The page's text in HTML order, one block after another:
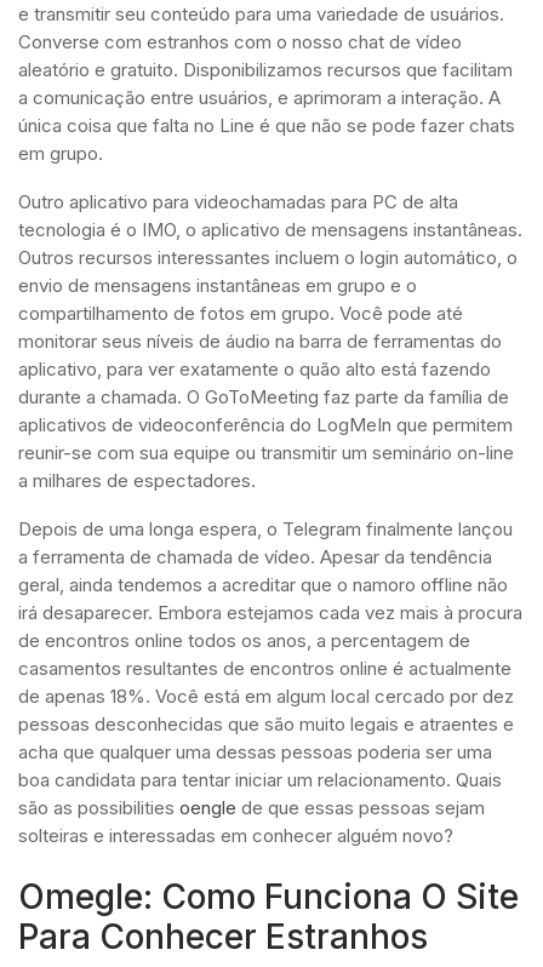
e transmitir seu conteúdo para uma variedade de usuários.
Converse com estranhos com o nosso chat de vídeo
aleatório e gratuito. Disponibilizamos recursos que facilitam
a comunicação entre usuários, e aprimoram a interação. A
única coisa que falta no Line é que não se pode fazer chats
em grupo.
Outro aplicativo para videochamadas para PC de alta
tecnologia é o IMO, o aplicativo de mensagens instantâneas.
Outros recursos interessantes incluem o login automático, o
envio de mensagens instantâneas em grupo e o
compartilhamento de fotos em grupo. Você pode até
monitorar seus níveis de áudio na barra de ferramentas do
aplicativo, para ver exatamente o quão alto está fazendo
durante a chamada. O GoToMeeting faz parte da família de
aplicativos de videoconferência do LogMeIn que permitem
reunir-se com sua equipe ou transmitir um seminário on-line
a milhares de espectadores.
Depois de uma longa espera, o Telegram finalmente lançou
a ferramenta de chamada de vídeo. Apesar da tendência
geral, ainda tendemos a acreditar que o namoro offline não
irá desaparecer. Embora estejamos cada vez mais à procura
de encontros online todos os anos, a percentagem de
casamentos resultantes de encontros online é actualmente
de apenas 18%. Você está em algum local cercado por dez
pessoas desconhecidas que são muito legais e atraentes e
acha que qualquer uma dessas pessoas poderia ser uma
boa candidata para tentar iniciar um relacionamento. Quais
são as possibilities oengle de que essas pessoas sejam
solteiras e interessadas em conhecer alguém novo?
Omegle: Como Funciona O Site
Para Conhecer Estranhos